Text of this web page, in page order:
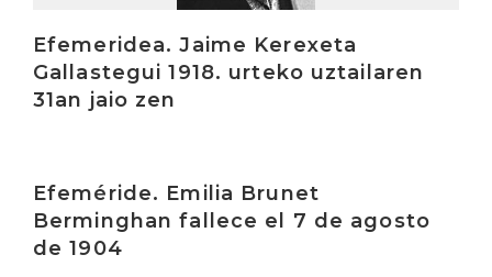
Efemeridea. Jaime Kerexeta
Gallastegui 1918. urteko uztailaren
31an jaio zen
Efeméride. Emilia Brunet
Berminghan fallece el 7 de agosto
de 1904